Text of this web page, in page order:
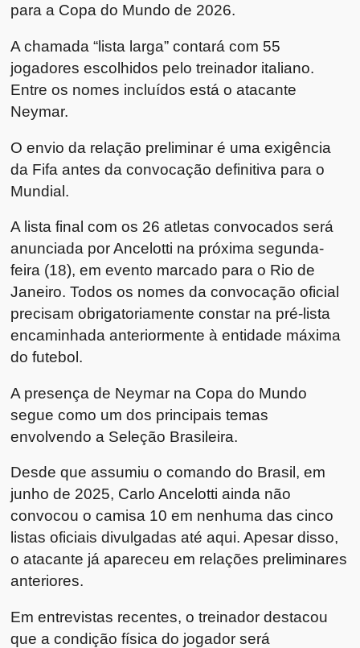
para a Copa do Mundo de 2026.
A chamada “lista larga” contará com 55
jogadores escolhidos pelo treinador italiano.
Entre os nomes incluídos está o atacante
Neymar.
O envio da relação preliminar é uma exigência
da Fifa antes da convocação definitiva para o
Mundial.
A lista final com os 26 atletas convocados será
anunciada por Ancelotti na próxima segunda-
feira (18), em evento marcado para o Rio de
Janeiro. Todos os nomes da convocação oficial
precisam obrigatoriamente constar na pré-lista
encaminhada anteriormente à entidade máxima
do futebol.
A presença de Neymar na Copa do Mundo
segue como um dos principais temas
envolvendo a Seleção Brasileira.
Desde que assumiu o comando do Brasil, em
junho de 2025, Carlo Ancelotti ainda não
convocou o camisa 10 em nenhuma das cinco
listas oficiais divulgadas até aqui. Apesar disso,
o atacante já apareceu em relações preliminares
anteriores.
Em entrevistas recentes, o treinador destacou
que a condição física do jogador será